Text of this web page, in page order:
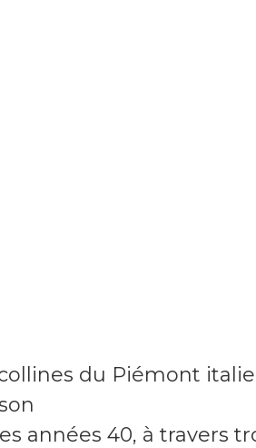
collines du Piémont
années 40, à travers